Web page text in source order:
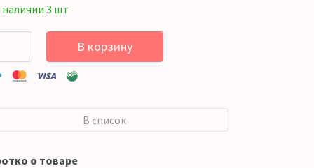
3 шт
В корзину
В список
о товаре